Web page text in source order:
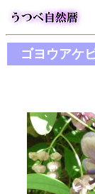
ゴヨウア